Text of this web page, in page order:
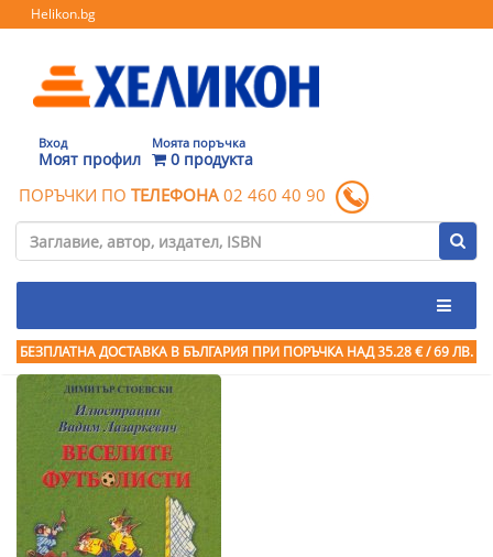
Helikon.bg
Вход
Моят профил
Моята поръчка
0 продукта
ПОРЪЧКИ ПО ТЕЛЕФОНА 02 460 40 90
БЕЗПЛАТНА ДОСТАВКА В БЪЛГАРИЯ ПРИ ПОРЪЧКА НАД 35.28 € / 69 ЛВ.